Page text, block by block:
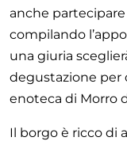
anche
compilando
una giuria
degustazione per
enoteca di Morro
Il borgo è ricco di